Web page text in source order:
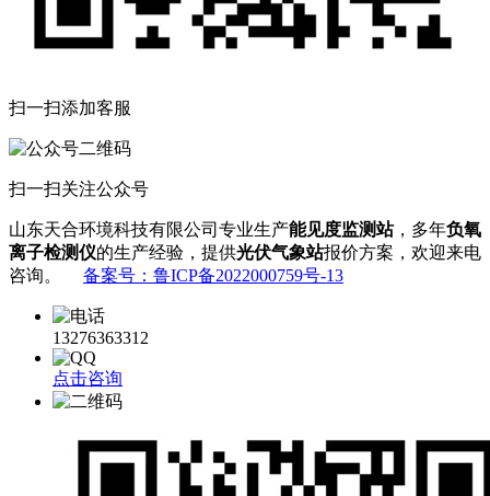
扫一扫添加客服
扫一扫关注公众号
山东天合环境科技有限公司专业生产能见度监测站，多年负氧
离子检测仪的生产经验，提供光伏气象站报价方案，欢迎来电
咨询。 备案号：鲁ICP备2022000759号-13
13276363312
点击咨询